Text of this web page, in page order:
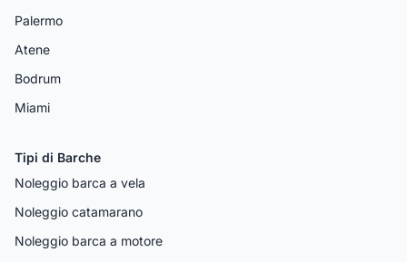
Palermo
Atene
Bodrum
Miami
Tipi di Barche
Noleggio barca a vela
Noleggio catamarano
Noleggio barca a motore